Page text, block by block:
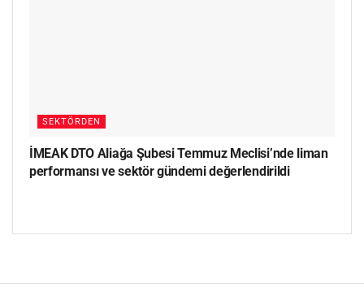
SEKTÖRDEN
İMEAK DTO Aliağa Şubesi Temmuz Meclisi’nde liman
performansı ve sektör gündemi değerlendirildi